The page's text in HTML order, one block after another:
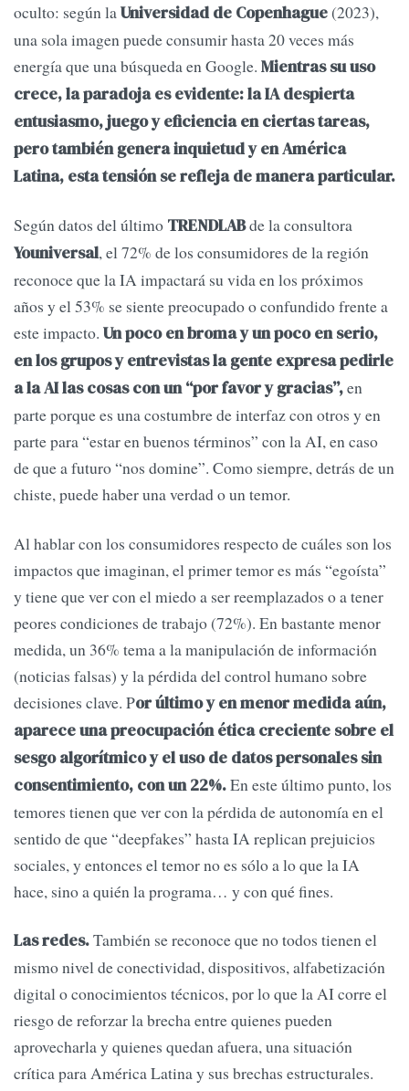
oculto: según laUniversidad de Copenhague(2023),
una sola imagen puede consumir hasta 20 veces más
energía que una búsqueda en Google. Mientras su uso
crece, la paradoja es evidente: la IA despierta
entusiasmo, juego y eficiencia en ciertas tareas,
pero también genera inquietud y en América
Latina, esta tensión se refleja de manera particular.
Según datos del último TRENDLABde la consultora
Youniversal, el 72% de los consumidores de la región
reconoce que la IA impactará su vida en los próximos
años y el 53% se siente preocupado o confundido frente a
este impacto. Un poco en broma y un poco en serio,
en los grupos y entrevistas la gente expresa pedirle
a la AI las cosas con un “por favor y gracias”,en
parte porque es una costumbre de interfaz con otros y en
parte para “estar en buenos términos” con la AI, en caso
de que a futuro “nos domine”. Como siempre, detrás de un
chiste, puede haber una verdad o un temor.
Al hablar con los consumidores respecto de cuáles son los
impactos que imaginan, el primer temor es más “egoísta”
y tiene que ver con el miedo a ser reemplazados o a tener
peores condiciones de trabajo (72%). En bastante menor
medida, un 36% tema a la manipulación de información
(noticias falsas) y la pérdida del control humano sobre
decisiones clave. Por último y en menor medida aún,
aparece una preocupación ética creciente sobre el
sesgo algorítmico y el uso de datos personales sin
consentimiento, con un 22%.En este último punto, los
temores tienen que ver con la pérdida de autonomía en el
sentido de que “deepfakes” hasta IA replican prejuicios
sociales, y entonces el temor no es sólo a lo que la IA
hace, sino a quién la programa… y con qué fines.
Las redes.También se reconoce que no todos tienen el
mismo nivel de conectividad, dispositivos, alfabetización
digital o conocimientos técnicos, por lo que la AI corre el
riesgo de reforzar la brecha entre quienes pueden
aprovecharla y quienes quedan afuera, una situación
crítica para América Latina y sus brechas estructurales.